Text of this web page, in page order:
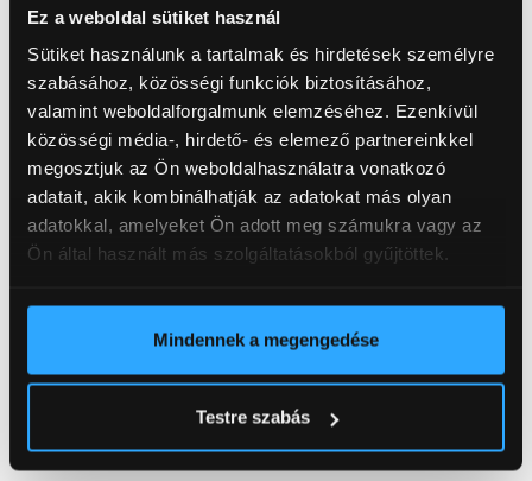
Ez a weboldal sütiket használ
Sütiket használunk a tartalmak és hirdetések személyre
szabásához, közösségi funkciók biztosításához,
valamint weboldalforgalmunk elemzéséhez. Ezenkívül
közösségi média-, hirdető- és elemező partnereinkkel
megosztjuk az Ön weboldalhasználatra vonatkozó
adatait, akik kombinálhatják az adatokat más olyan
adatokkal, amelyeket Ön adott meg számukra vagy az
Ön által használt más szolgáltatásokból gyűjtöttek.
Mindennek a megengedése
Testre szabás
Intelligens funkciók
Akkumulátorfigyelés és védelem: az intelligens BMS
rendszer biztosítja az akkumulátor optimális működését
és hosszú élettartamát.
Vezeték nélküli kommunikáció: az APP alapú
felhasználók számára, hogy valós időben nyomon
kövessék és kezeljék energiatároló rendszerüket.